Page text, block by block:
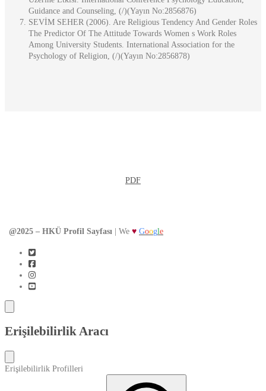
Guidance and Counseling, (/)(Yayın No:2856876)
SEVİM SEHER (2006). Are Religious Tendency And Gender Roles
The Predictor Of The Attitude Towards Women s Work Roles
Among University Students. International Association for the
Psychology of Religion, (/)(Yayın No:2856878)
PDF
@2025 – HKÜ Profil Sayfası | We ♥ Google
Erişilebilirlik Aracı
Erişilebilirlik Profilleri